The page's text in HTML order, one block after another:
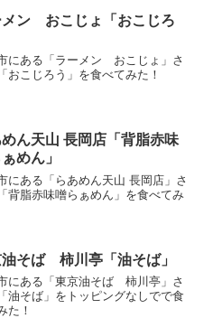
メン おこじょ「おこじろ
にある「ラーメン おこじょ」さ
おこじろう」を食べてみた！
めん天山 長岡店「背脂赤味
めん」
にある「らあめん天山 長岡店」さ
背脂赤味噌らぁめん」を食べてみ
そば 柿川亭「油そば」
にある「東京油そば 柿川亭」さ
油そば」をトッピングなしでで食
た！